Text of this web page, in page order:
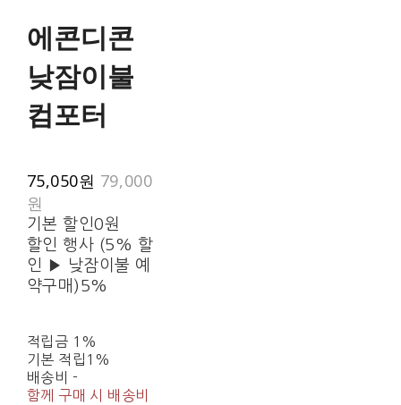
에콘디콘
낮잠이불
컴포터
75,050원 79,000
원
기본 할인0원
할인 행사 (5% 할
인 ▶ 낮잠이불 예
약구매) 5%
적립금 1%
기본 적립 1%
배송비 -
함께 구매 시 배송비